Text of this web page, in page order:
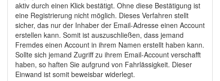
aktiv durch einen Klick bestätigt. Ohne diese Bestätigung ist
eine Registrierung nicht möglich. Dieses Verfahren stellt
sicher, das nur der Inhaber der Email-Adresse einen Account
erstellen kann. Somit ist auszuschließen, dass jemand
Fremdes einen Account in ihrem Namen erstellt haben kann.
Sollte sich jemand Zugriff zu ihrem Email-Account verschafft
haben, so haften Sie aufgrund von Fahrlässigkeit. Dieser
Einwand ist somit beweisbar widerlegt.